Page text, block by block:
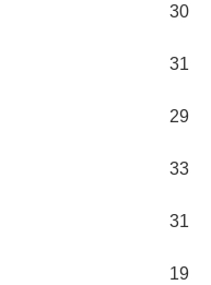
30
31
29
33
31
19